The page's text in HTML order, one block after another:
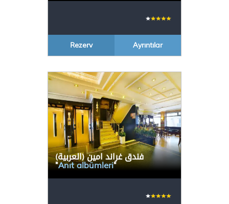
Rezerv Ayrıntılar
(العربية) فندق غراند امين
"Anıt albümleri"